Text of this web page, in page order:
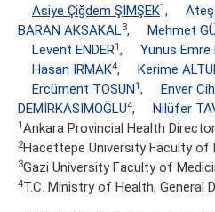
Asiye Çiğdem ŞİMŞEK1, Ateş
BARAN AKSAKAL3, Mehmet
Levent ENDER1, Yunus Emre
Hasan IRMAK4, Kerime
Ercüment TOSUN1, Enver
DEMİRKASIMOĞLU4, Nilüfer
1Ankara Provincial Health
2Hacettepe University Faculty of
3Gazi University Faculty of
4T.C. Ministry of Health, General